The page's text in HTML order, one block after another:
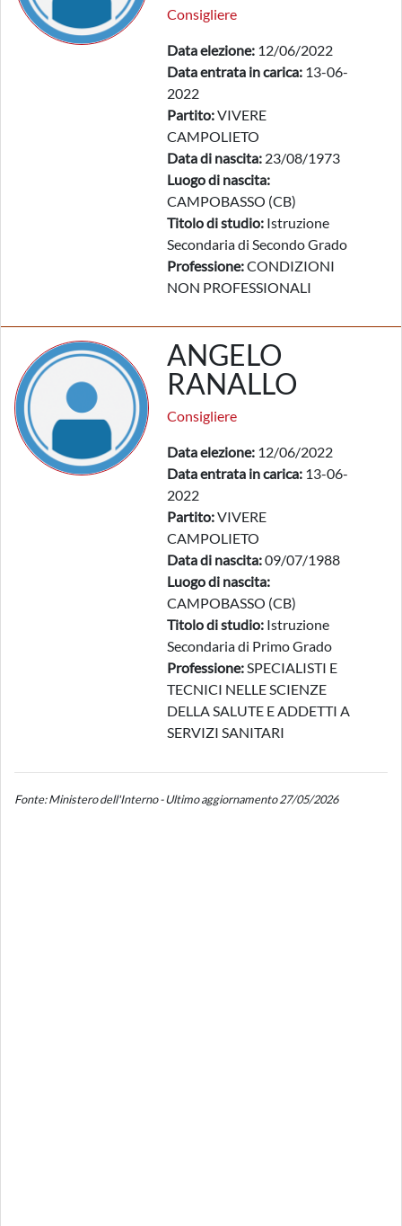
Consigliere
Data elezione: 12/06/2022
Data entrata in carica: 13-06-
2022
Partito:VIVERE
CAMPOLIETO
Data di nascita: 23/08/1973
Luogo di nascita:
CAMPOBASSO (CB)
Titolo di studio: Istruzione
Secondaria di Secondo Grado
Professione:CONDIZIONI
NON PROFESSIONALI
ANGELO
RANALLO
Consigliere
Data elezione: 12/06/2022
Data entrata in carica: 13-06-
2022
Partito:VIVERE
CAMPOLIETO
Data di nascita:09/07/1988
Luogo di nascita:
CAMPOBASSO (CB)
Titolo di studio: Istruzione
Secondaria di Primo Grado
Professione:SPECIALISTI E
TECNICI NELLE SCIENZE
DELLA SALUTE E ADDETTI A
SERVIZI SANITARI
Fonte: Ministero dell'Interno - Ultimo aggiornamento 27/05/2026